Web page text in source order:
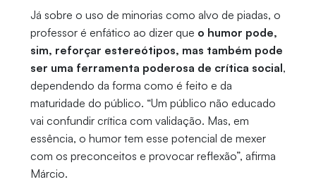
Já sobre o uso de minorias como alvo de piadas, o
professor é enfático ao dizer que o humor pode,
sim, reforçar estereótipos, mas também pode
ser uma ferramenta poderosa de crítica social,
dependendo da forma como é feito e da
maturidade do público. “Um público não educado
vai confundir crítica com validação. Mas, em
essência, o humor tem esse potencial de mexer
com os preconceitos e provocar reflexão”, afirma
Márcio.